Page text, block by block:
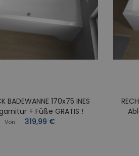
BADEWANNE 170x75 INES
+ Füße GRATIS !
Von 319,99 €